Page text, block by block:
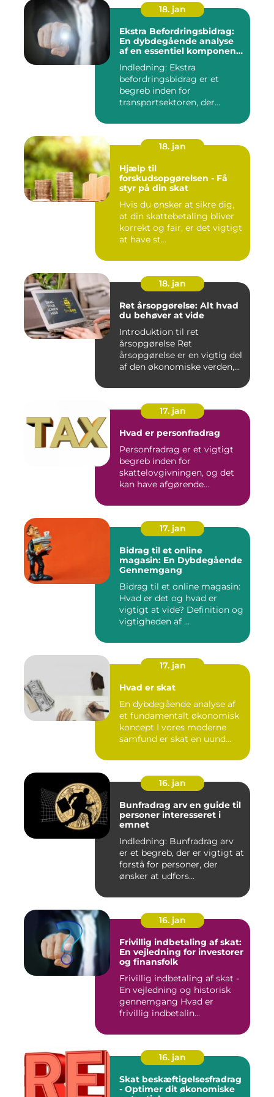
18. jan
Ekstra Befordringsbidrag:
En dybdegående analyse
af en essentiel komponent
Indledning: Ekstra
befordringsbidrag er et
begreb inden for
transportsektoren, der
18. jan
Hjælp til
forskudsopgørelsen - Få
styr på din skat
Hvis du ønsker at sikre dig,
at din skattebetaling bliver
korrekt og fair, er det vigtigt
at have st...
18. jan
Ret årsopgørelse: Alt hvad
du behøver at vide
Introduktion til ret
årsopgørelse Ret
årsopgørelse er en vigtig del
af den økonomiske verden,
17. jan
Hvad er personfradrag
Personfradrag er et vigtigt
begreb inden for
skattelovgivningen, og det
kan have afgørende
17. jan
Bidrag til et online
magasin: En Dybdegående
Gennemgang
Bidrag til et online magasin:
Hvad er det og hvad er
vigtigt at vide? Definition og
vigtigheden af ...
17. jan
Hvad er skat
En dybdegående analyse af
et fundamentalt økonomisk
koncept I vores moderne
samfund er skat en uund...
16. jan
Bunfradrag arv en guide til
personer interesseret i
emnet
Indledning: Bunfradrag arv
er et begreb, der er vigtigt at
forstå for personer, der
ønsker at udfors...
16. jan
Frivillig indbetaling af skat:
En vejledning for investorer
og finansfolk
Frivillig indbetaling af skat -
En vejledning og historisk
gennemgang Hvad er
frivillig indbetalin...
16. jan
Skat beskæftigelsesfradrag
- Optimer dit økonomiske